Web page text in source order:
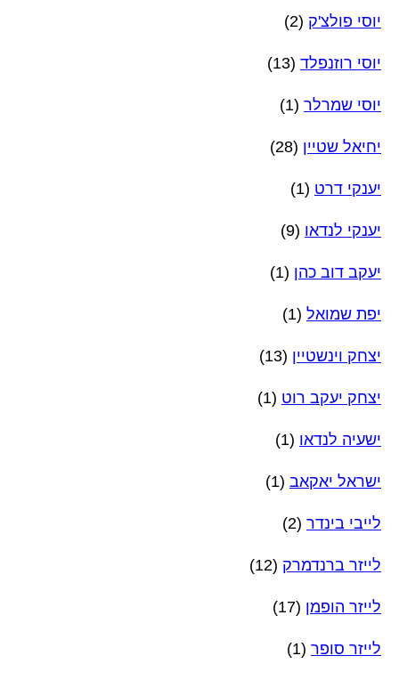
יוסי פולצ'ק (2)
יוסי רוזנפלד (13)
יוסי שמרלר (1)
יחיאל שטיין (28)
יענקי דרט (1)
יענקי לנדאו (9)
יעקב דוב כהן (1)
יפת שמואל (1)
יצחק וינשטיין (13)
יצחק יעקב רוט (1)
ישעיה לנדאו (1)
ישראל יאקאב (1)
לייבי בינדר (2)
לייזר ברנדמרק (12)
לייזר הופמן (17)
לייזר סופר (1)